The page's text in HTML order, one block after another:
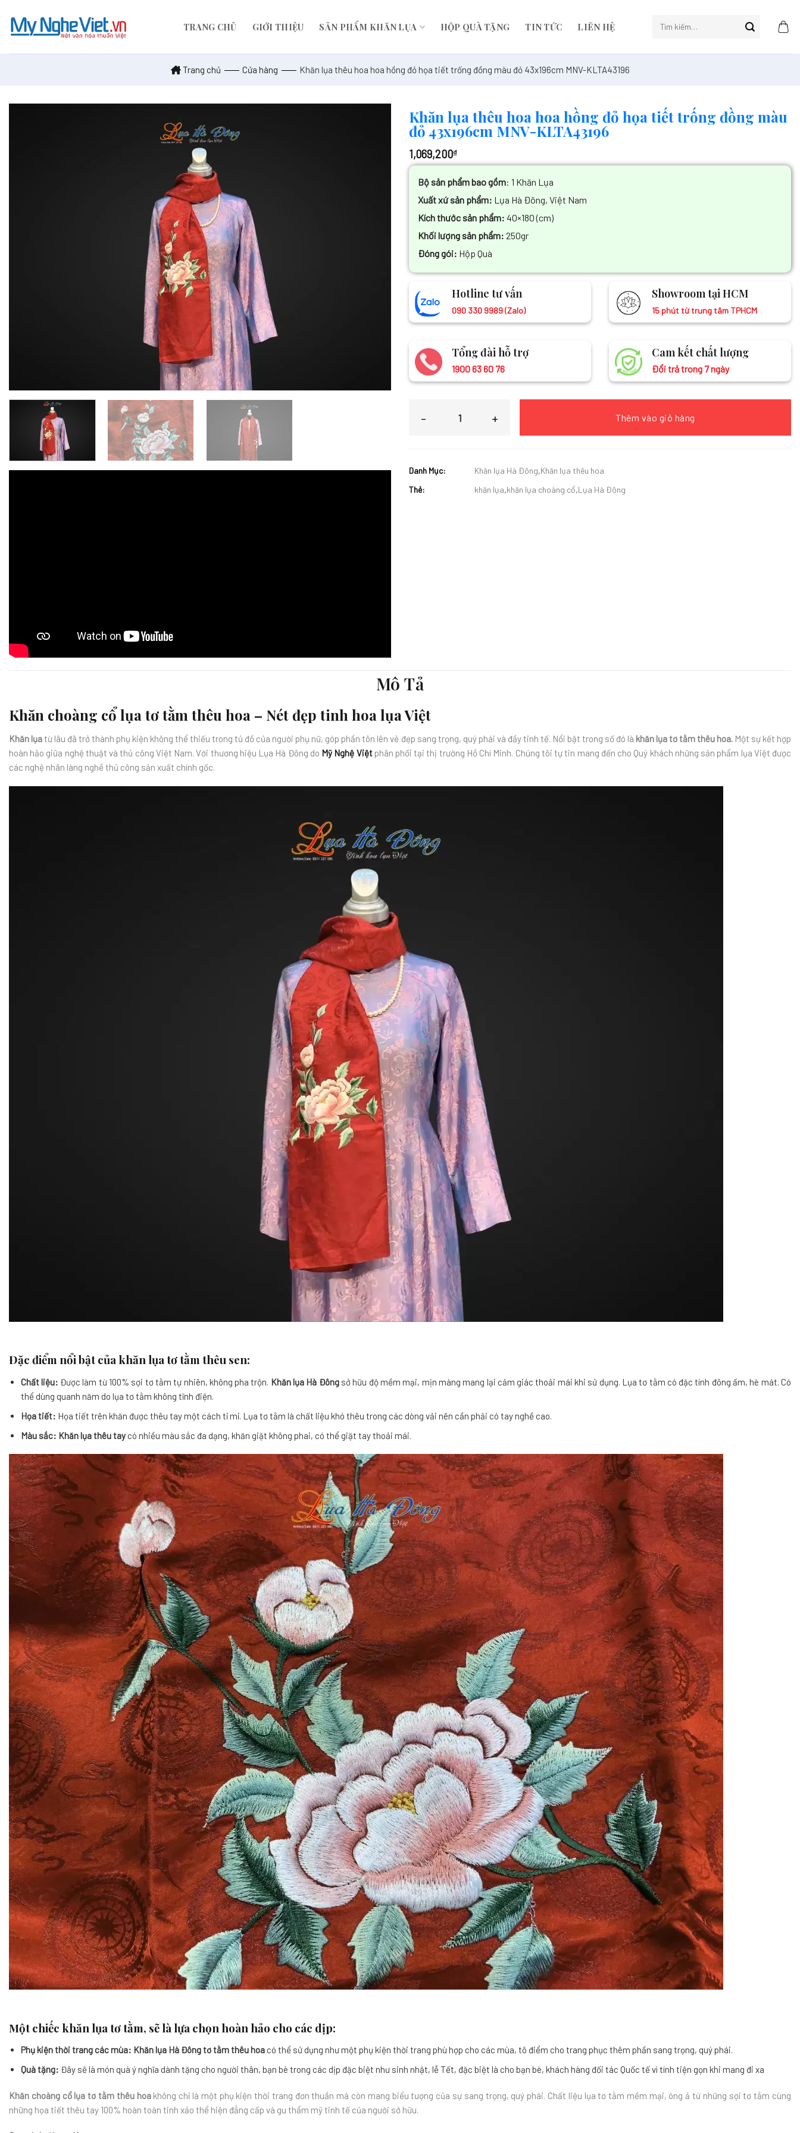
content
TRANG CHỦ GIỚI THIỆU SẢN PHẨM KHĂN LỤA HỘP QUÀ TẶNG TIN TỨC LIÊN HỆ
Trang chủ Cửa hàng Khăn lụa thêu hoa hoa hồng đỏ họa tiết trống đồng màu đỏ 43x196cm MNV-KLTA43196
Khăn lụa thêu hoa hoa hồng đỏ họa tiết trống đồng màu
đỏ 43x196cm MNV-KLTA43196
1,069,200₫
Bộ sản phẩm bao gồm: 1 Khăn Lụa
Xuất xứ sản phẩm: Lụa Hà Đông, Việt Nam
Kích thước sản phẩm: 40×180 (cm)
Khối lượng sản phẩm: 250gr
Đóng gói: Hộp Quà
Hotline tư vấn
090 330 9989 (Zalo)
Showroom tại HCM
15 phút từ trung tâm TPHCM
Tổng đài hỗ trợ
1900 63 60 76
Cam kết chất lượng
Đổi trả trong 7 ngày
Thêm vào giỏ hàng
Danh Mục: Khăn lụa Hà Đông,Khăn lụa thêu hoa
Thẻ:
khăn lụa,khăn lụa choàng cổ,Lụa Hà Đông
Mô Tả
Khăn choàng cổ lụa tơ tằm thêu hoa – Nét đẹp tinh hoa lụa Việt
Khăn lụa từ lâu đã trở thành phụ kiện không thể thiếu trong tủ đồ của người phụ nữ, góp phần tôn lên vẻ đẹp sang trọng, quý phái và đầy tinh tế. Nổi bật trong số đó là khăn lụa tơ tằm thêu hoa.Một sự kết hợp
hoàn hảo giữa nghệ thuật và thủ công Việt Nam. Với thương hiệu Lụa Hà Đông do Mỹ Nghệ Việtphân phối tại thị trường Hồ Chí Minh. Chúng tôi tự tin mang đến cho Quý khách những sản phẩm lụa Việt được
các nghệ nhân làng nghề thủ công sản xuất chính gốc.
Đặc điểm nổi bật của khăn lụa tơ tằm thêu sen:
Chất liệu: Được làm từ 100% sợi tơ tằm tự nhiên, không pha trộn. Khăn lụa Hà Đông sở hữu độ mềm mại, mịn màng mang lại cảm giác thoải mái khi sử dụng. Lụa tơ tằm có đặc tính đông ấm, hè mát. Có
thể dùng quanh năm do lụa tơ tằm không tĩnh điện.
Họa tiết: Họa tiết trên khăn được thêu tay một cách tỉ mỉ. Lụa tơ tằm là chất liệu khó thêu trong các dòng vải nên cần phải có tay nghề cao.
Màu sắc: Khăn lụa thêu taycó nhiều màu sắc đa dạng, khăn giặt không phai, có thể giặt tay thoải mái.
Một chiếc khăn lụa tơ tằm, sẽ là lựa chọn hoàn hảo cho các dịp:
Phụ kiện thời trang các mùa: Khăn lụa Hà Đông tơ tằm thêu hoacó thể sử dụng như một phụ kiện thời trang phù hợp cho các mùa, tô điểm cho trang phục thêm phần sang trọng, quý phái.
Quà tặng: Đây sẽ là món quà ý nghĩa dành tặng cho người thân, bạn bè trong các dịp đặc biệt như sinh nhật, lễ Tết, đặc biệt là cho bạn bè, khách hàng đối tác Quốc tế vì tính tiện gọn khi mang đi xa
Khăn choàng cổ lụa tơ tằm thêu hoakhông chỉ là một phụ kiện thời trang đơn thuần mà còn mang biểu tượng của sự sang trọng, quý phái. Chất liệu lụa tơ tằm mềm mại, óng ả từ những sợi tơ tằm cùng
những họa tiết thêu tay 100% hoàn toàn tinh xảo thể hiện đẳng cấp và gu thẩm mỹ tinh tế của người sở hữu.